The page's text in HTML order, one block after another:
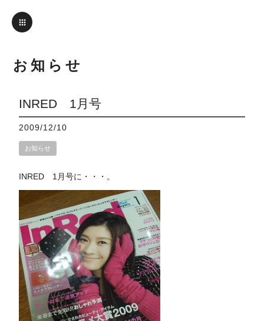
お知らせ
INRED 1月号
2009/12/10
お知らせ
INRED 1月号に・・・。